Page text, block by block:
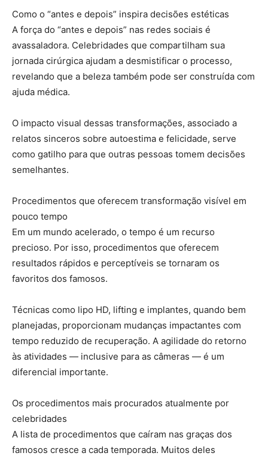
Como o “antes e depois” inspira decisões estéticas
A força do “antes e depois” nas redes sociais é
avassaladora. Celebridades que compartilham sua
jornada cirúrgica ajudam a desmistificar o processo,
revelando que a beleza também pode ser construída com
ajuda médica.
O impacto visual dessas transformações, associado a
relatos sinceros sobre autoestima e felicidade, serve
como gatilho para que outras pessoas tomem decisões
semelhantes.
Procedimentos que oferecem transformação visível em
pouco tempo
Em um mundo acelerado, o tempo é um recurso
precioso. Por isso, procedimentos que oferecem
resultados rápidos e perceptíveis se tornaram os
favoritos dos famosos.
Técnicas como lipo HD, lifting e implantes, quando bem
planejadas, proporcionam mudanças impactantes com
tempo reduzido de recuperação. A agilidade do retorno
às atividades — inclusive para as câmeras — é um
diferencial importante.
Os procedimentos mais procurados atualmente por
celebridades
A lista de procedimentos que caíram nas graças dos
famosos cresce a cada temporada. Muitos deles